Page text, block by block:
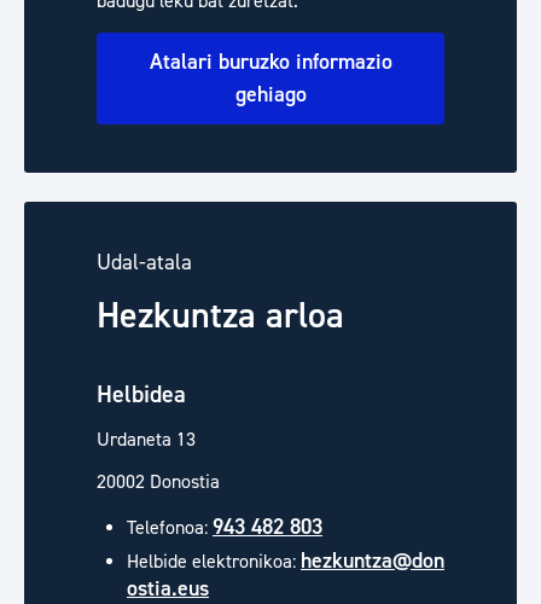
Atalari buruzko informazio
gehiago
Udal-atala
Hezkuntza arloa
Helbidea
Urdaneta 13
20002 Donostia
Telefonoa: 943 482 803
Helbide elektronikoa: hezkuntza@don
ostia.eus